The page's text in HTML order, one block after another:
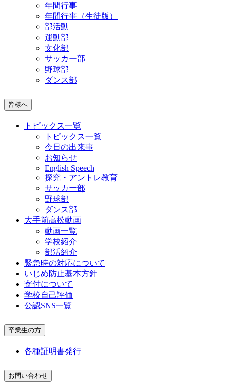
年間行事
年間行事（生徒版）
部活動
運動部
文化部
サッカー部
野球部
ダンス部
皆様へ
トピックス一覧
トピックス一覧
今日の出来事
お知らせ
English Speech
探究・アントレ教育
サッカー部
野球部
ダンス部
大手前高松動画
動画一覧
学校紹介
部活紹介
緊急時の対応について
いじめ防止基本方針
寄付について
学校自己評価
公認SNS一覧
卒業生の方
各種証明書発行
お問い合わせ